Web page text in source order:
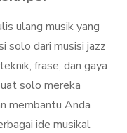
ulang musik yang
solo dari musisi jazz
frase, dan gaya
solo mereka
membantu Anda
ide musikal